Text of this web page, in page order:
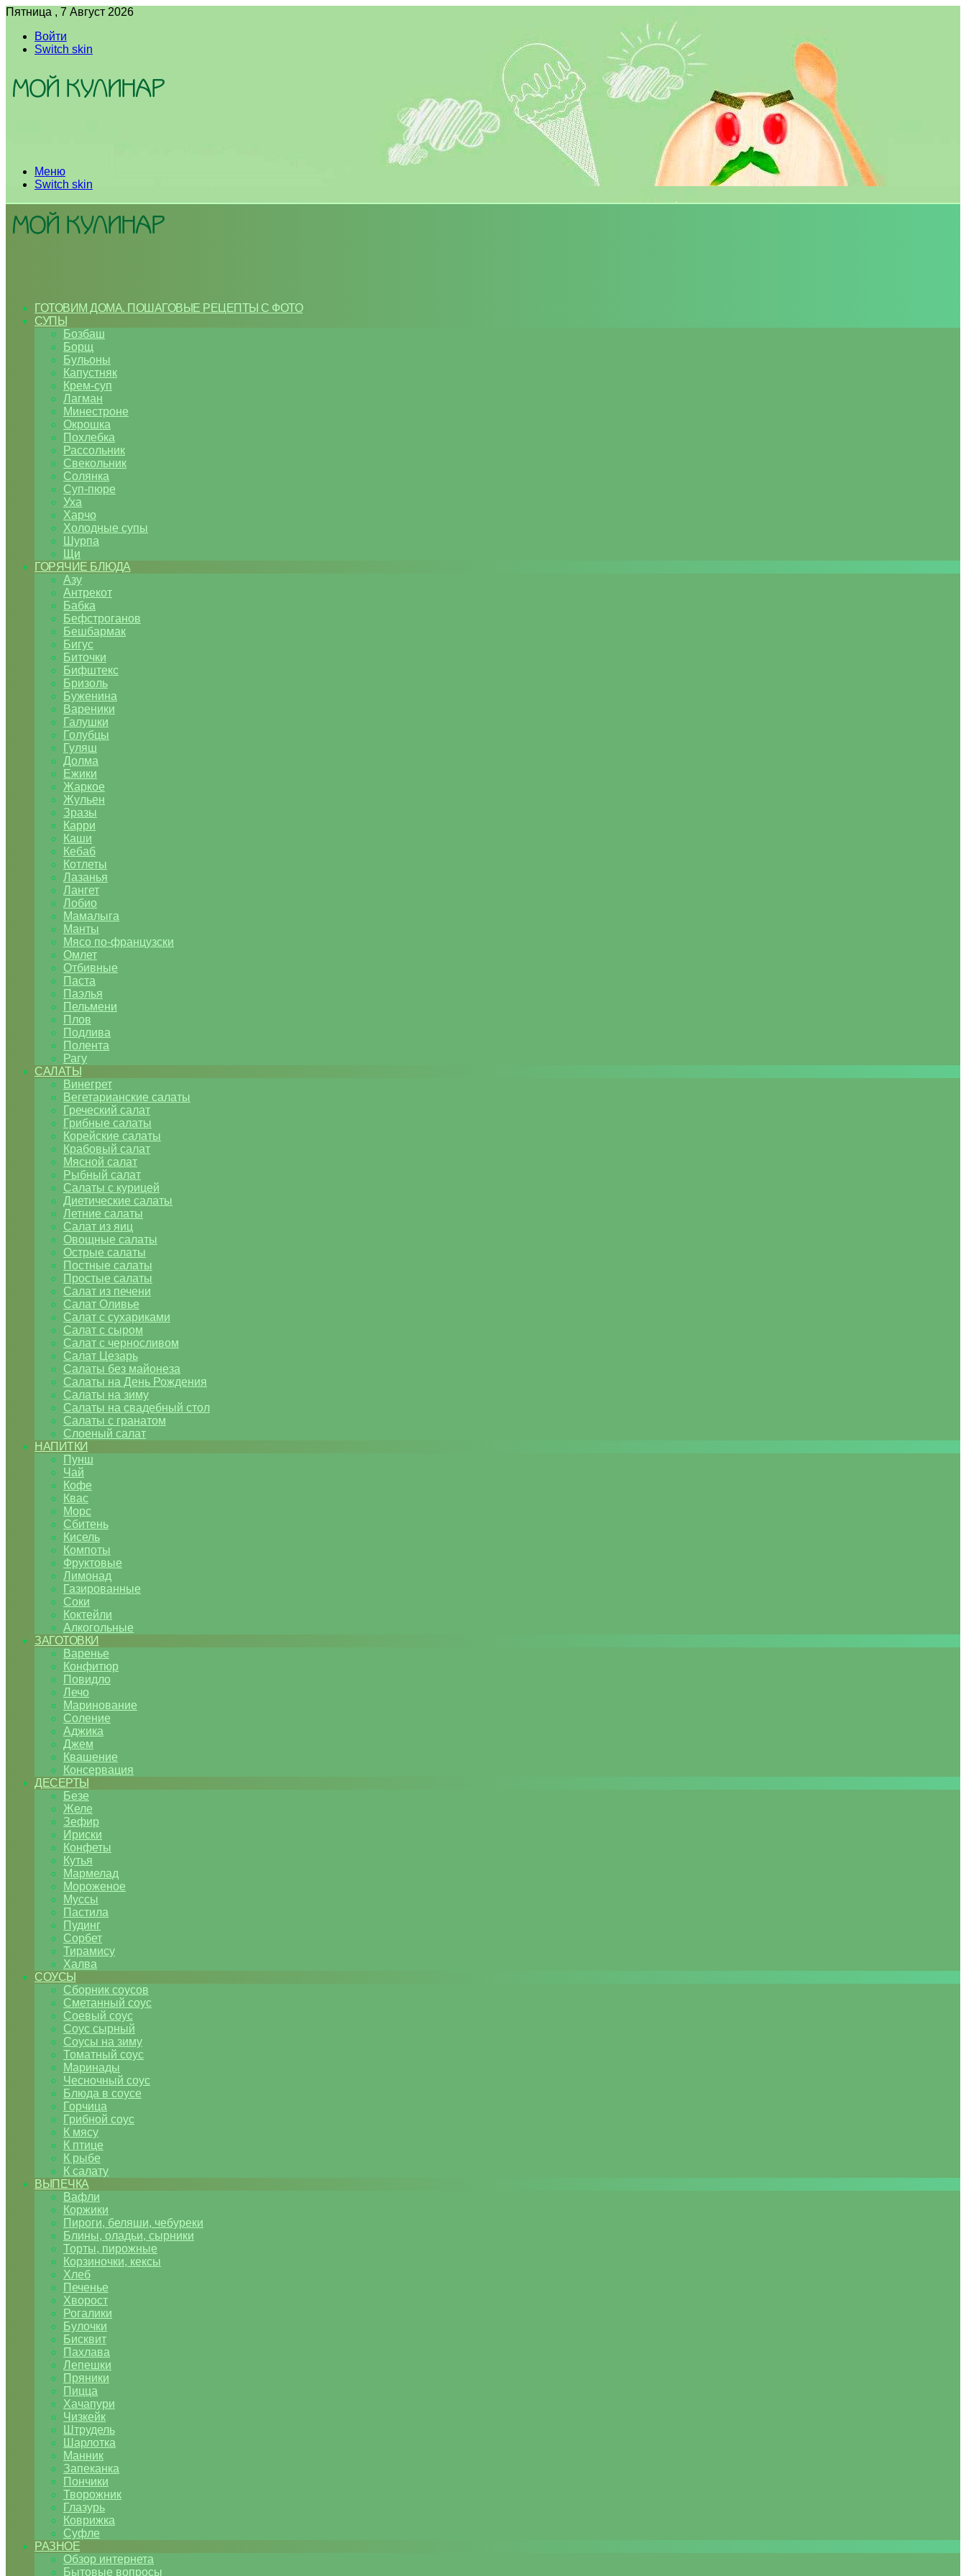
Пятница , 7 Август 2026
Войти
Switch skin
Меню
Switch skin
ГОТОВИМ ДОМА. ПОШАГОВЫЕ РЕЦЕПТЫ С ФОТО
СУПЫ
Бозбаш
Борщ
Бульоны
Капустняк
Крем-суп
Лагман
Минестроне
Окрошка
Похлебка
Рассольник
Свекольник
Солянка
Суп-пюре
Уха
Харчо
Холодные супы
Шурпа
Щи
ГОРЯЧИЕ БЛЮДА
Азу
Антрекот
Бабка
Бефстроганов
Бешбармак
Бигус
Биточки
Бифштекс
Бризоль
Буженина
Вареники
Галушки
Голубцы
Гуляш
Долма
Ежики
Жаркое
Жульен
Зразы
Карри
Каши
Кебаб
Котлеты
Лазанья
Лангет
Лобио
Мамалыга
Манты
Мясо по-французски
Омлет
Отбивные
Паста
Паэлья
Пельмени
Плов
Подлива
Полента
Рагу
САЛАТЫ
Винегрет
Вегетарианские салаты
Греческий салат
Грибные салаты
Корейские салаты
Крабовый салат
Мясной салат
Рыбный салат
Салаты с курицей
Диетические салаты
Летние салаты
Салат из яиц
Овощные салаты
Острые салаты
Постные салаты
Простые салаты
Салат из печени
Салат Оливье
Салат с сухариками
Салат с сыром
Салат с черносливом
Салат Цезарь
Салаты без майонеза
Салаты на День Рождения
Салаты на зиму
Салаты на свадебный стол
Салаты с гранатом
Слоеный салат
НАПИТКИ
Пунш
Чай
Кофе
Квас
Морс
Сбитень
Кисель
Компоты
Фруктовые
Лимонад
Газированные
Соки
Коктейли
Алкогольные
ЗАГОТОВКИ
Варенье
Конфитюр
Повидло
Лечо
Маринование
Соление
Аджика
Джем
Квашение
Консервация
ДЕСЕРТЫ
Безе
Желе
Зефир
Ириски
Конфеты
Кутья
Мармелад
Мороженое
Муссы
Пастила
Пудинг
Сорбет
Тирамису
Халва
СОУСЫ
Сборник соусов
Сметанный соус
Соевый соус
Соус сырный
Соусы на зиму
Томатный соус
Маринады
Чесночный соус
Блюда в соусе
Горчица
Грибной соус
К мясу
К птице
К рыбе
К салату
ВЫПЕЧКА
Вафли
Коржики
Пироги, беляши, чебуреки
Блины, оладьи, сырники
Торты, пирожные
Корзиночки, кексы
Хлеб
Печенье
Хворост
Рогалики
Булочки
Бисквит
Пахлава
Лепешки
Пряники
Пицца
Хачапури
Чизкейк
Штрудель
Шарлотка
Манник
Запеканка
Пончики
Творожник
Глазурь
Коврижка
Суфле
РАЗНОЕ
Обзор интернета
Бытовые вопросы